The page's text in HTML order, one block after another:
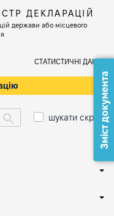
ДЕКЛАРАЦІЙ
держави або місцевого
СТАТИСТИЧНІ ДАНІ
шукати скрізьЗміст документа